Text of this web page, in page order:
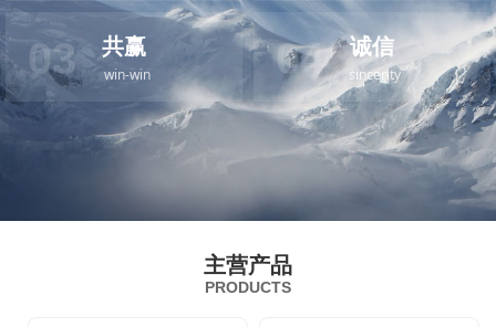
03 共赢
win-win 04 诚信
sincerity
主营产品
PRODUCTS